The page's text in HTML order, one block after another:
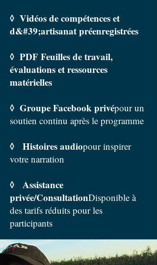
◊ Vidéos de compétences et
d&#39;artisanat préenregistrées
◊ PDF Feuilles de travail,
évaluations et ressources
matérielles
◊ Groupe Facebook privépour un
soutien continu après le programme
◊ Histoires audiopour inspirer
votre narration
◊ Assistance
privée/ConsultationDisponible à
des tarifs réduits pour les
participants